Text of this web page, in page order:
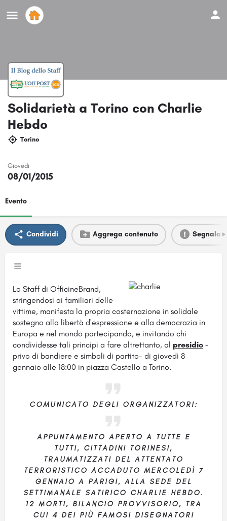
Solidarietà a Torino con Charlie
Hebdo
Torino
Giovedi
08/01/2015
Evento
Condividi Aggrega contenuto Segnala
Lo Staff di OfficineBrand,
stringendosi ai familiari delle
vittime, manifesta la propria costernazione in solidale
sostegno alla libertà d'espressione e alla democrazia in
Europa e nel mondo partecipando, e invitando chi
condividesse tali principi a fare altrettanto, al presidio -
privo di bandiere e simboli di partito- di giovedì 8
gennaio alle 18:00 in piazza Castello a Torino.
COMUNICATO DEGLI ORGANIZZATORI:
APPUNTAMENTO APERTO A TUTTE E
TUTTI, CITTADINI TORINESI,
TRAUMATIZZATI DEL ATTENTATO
TERRORISTICO ACCADUTO MERCOLEDÌ 7
GENNAIO A PARIGI, ALLA SEDE DEL
SETTIMANALE SATIRICO CHARLIE HEBDO.
12 MORTI, BILANCIO PROVVISORIO, TRA
CUI 4 DEI PIÙ FAMOSI DISEGNATORI